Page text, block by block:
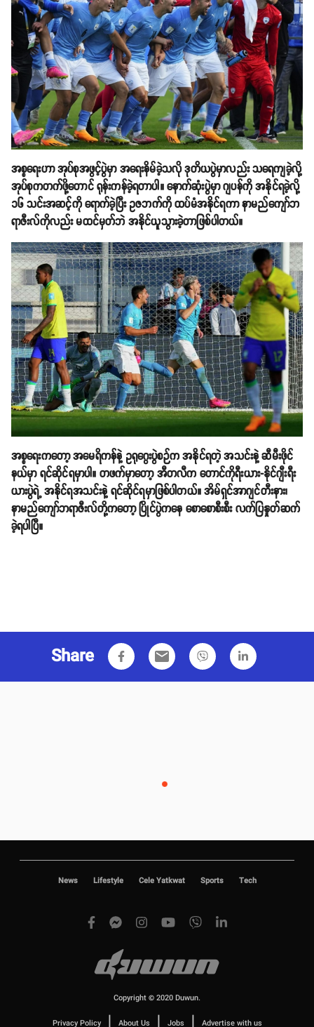
အစ္စရေးဟာ အုပ်စုအဖွင့်ပွဲမှာ အရေးနိမ်ခဲ့သလို ဒုတိယပွဲမှာလည်း သရေကျခဲ့လို့
အုပ်စုကတက်ဖို့တောင် ရုန်းကန်ခဲ့ရတာပါ။ နောက်ဆုံးပွဲမှာ ဂျပန်ကို အနိုင်ရခဲ့လို့
၁၆ သင်းအဆင့်ကို ရောက်ခဲ့ပြီး ဥဇဘက်ကို ထပ်မံအနိုင်ရကာ နာမည်ကျော်ဘ
ရာဇီးလ်ကိုလည်း မထင်မှတ်ဘဲ အနိုင်ယူသွားခဲ့တာဖြစ်ပါတယ်။
အစ္စရေးကတော့ အမေရိကန်နဲ့ ဥရုဂွေးပွဲစဉ်က အနိုင်ရတဲ့ အသင်းနဲ့ ဆီမီးဖိုင်
နယ်မှာ ရင်ဆိုင်ရမှာပါ။ တဖက်မှာတော့ အီတလီက တောင်ကိုရီးယား-နိုင်ဂျီးရီး
ယားပွဲရဲ့ အနိုင်ရအသင်းနဲ့ ရင်ဆိုင်ရမှာဖြစ်ပါတယ်။ အိမ်ရှင်အာဂျင်တီးနား၊
နာမည်ကျော်ဘရာဇီးလ်တို့ကတော့ ပြိုင်ပွဲကနေ စောစောစီးစီး လက်ပြနှုတ်ဆက်
ခဲ့ရပါပြီ။
Share email
News Lifestyle Cele Yatkwat Sports Tech
Copyright © 2020 Duwun.
Privacy Policy | About Us | Jobs | Advertise with us